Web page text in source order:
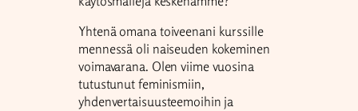
Yhtenä omana toiveenani kurssille
mennessä oli naiseuden kokeminen
voimavarana. Olen viime vuosina
tutustunut feminismiin,
yhdenvertaisuusteemoihin ja